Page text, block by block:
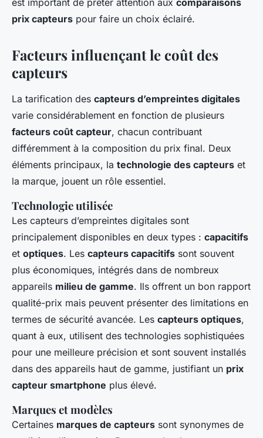
est important de prêter attention aux comparaisons
prix capteurs pour faire un choix éclairé.
Facteurs influençant le coût des
capteurs
La tarification des capteurs d’empreintes digitales
varie considérablement en fonction de plusieurs
facteurs coût capteur, chacun contribuant
différemment à la composition du prix final. Deux
éléments principaux, la technologie des capteurs et
la marque, jouent un rôle essentiel.
Technologie utilisée
Les capteurs d’empreintes digitales sont
principalement disponibles en deux types : capacitifs
et optiques. Les capteurs capacitifs sont souvent
plus économiques, intégrés dans de nombreux
appareils milieu de gamme. Ils offrent un bon rapport
qualité-prix mais peuvent présenter des limitations en
termes de sécurité avancée. Les capteurs optiques,
quant à eux, utilisent des technologies sophistiquées
pour une meilleure précision et sont souvent installés
dans des appareils haut de gamme, justifiant un prix
capteur smartphone plus élevé.
Marques et modèles
Certaines marques de capteurs sont synonymes de